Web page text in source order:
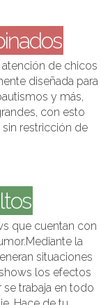
de chicos
diseñada para
y más,
con esto
que cuentan con
la
situaciones
los efectos